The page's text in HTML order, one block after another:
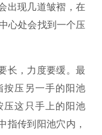
出现几道皱褶，在
心处会找到一个压
长，力度要缓。最
按压另一手的阳池
压这只手上的阳池
指传到阳池穴内，